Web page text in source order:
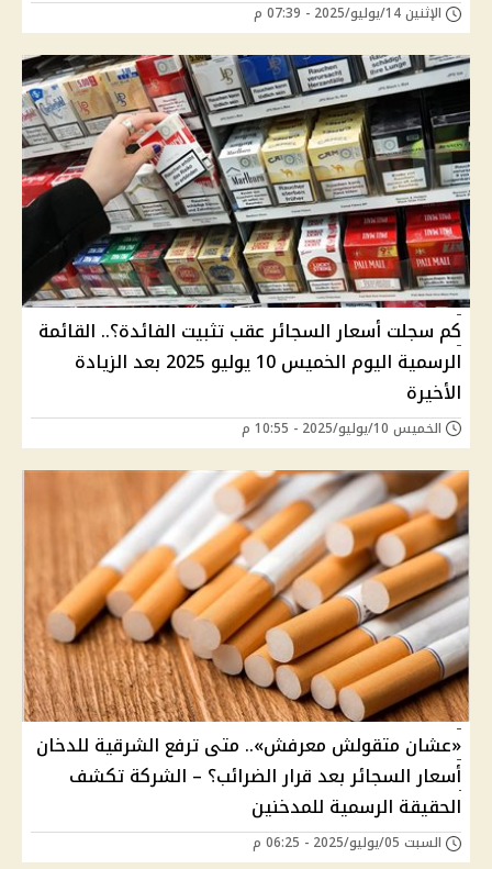
الإثنين 14/يوليو/2025 - 07:39 م
كم سجلت أسعار السجائر عقب تثبيت الفائدة؟.. القائمة
الرسمية اليوم الخميس 10 يوليو 2025 بعد الزيادة
الأخيرة
الخميس 10/يوليو/2025 - 10:55 م
«عشان متقولش معرفش».. متى ترفع الشرقية للدخان
أسعار السجائر بعد قرار الضرائب؟ – الشركة تكشف
الحقيقة الرسمية للمدخنين
السبت 05/يوليو/2025 - 06:25 م